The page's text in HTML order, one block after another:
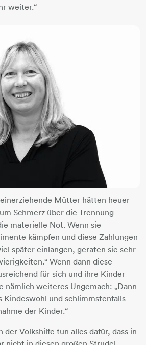
weiter.“
Mütter hätten heuer
Schmerz über die Trennung
materielle Not. Wenn sie
kämpfen und diese Zahlungen
später einlangen, geraten sie sehr
Wenn dann diese
für sich und ihre Kinder
nämlich weiteres Ungemach: „Dann
Kindeswohl und schlimmstenfalls
der Kinder.“
Volkshilfe tun alles dafür, dass in